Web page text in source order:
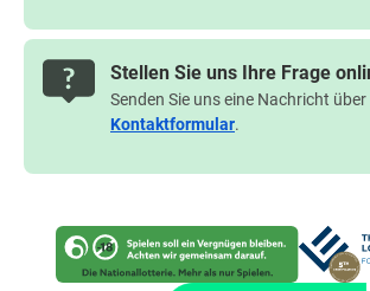
Stellen Sie uns Ihre Frage
Senden Sie uns eine Nachricht
Kontaktformular.